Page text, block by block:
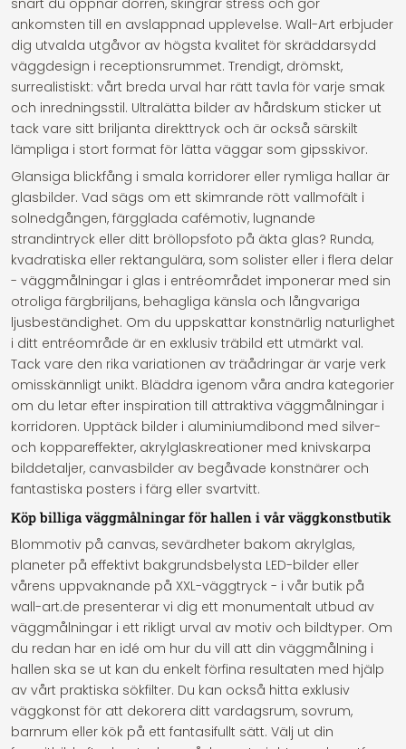
snart du öppnar dörren, skingrar stress och gör
ankomsten till en avslappnad upplevelse. Wall-Art erbjuder
dig utvalda utgåvor av högsta kvalitet för skräddarsydd
väggdesign i receptionsrummet. Trendigt, drömskt,
surrealistiskt: vårt breda urval har rätt tavla för varje smak
och inredningsstil. Ultralätta bilder av hårdskum sticker ut
tack vare sitt briljanta direkttryck och är också särskilt
lämpliga i stort format för lätta väggar som gipsskivor.
Glansiga blickfång i smala korridorer eller rymliga hallar är
glasbilder. Vad sägs om ett skimrande rött vallmofält i
solnedgången, färgglada cafémotiv, lugnande
strandintryck eller ditt bröllopsfoto på äkta glas? Runda,
kvadratiska eller rektangulära, som solister eller i flera delar
- väggmålningar i glas i entréområdet imponerar med sin
otroliga färgbriljans, behagliga känsla och långvariga
ljusbeständighet. Om du uppskattar konstnärlig naturlighet
i ditt entréområde är en exklusiv träbild ett utmärkt val.
Tack vare den rika variationen av träådringar är varje verk
omisskännligt unikt. Bläddra igenom våra andra kategorier
om du letar efter inspiration till attraktiva väggmålningar i
korridoren. Upptäck bilder i aluminiumdibond med silver-
och koppareffekter, akrylglaskreationer med knivskarpa
bilddetaljer, canvasbilder av begåvade konstnärer och
fantastiska posters i färg eller svartvitt.
Köp billiga väggmålningar för hallen i vår väggkonstbutik
Blommotiv på canvas, sevärdheter bakom akrylglas,
planeter på effektivt bakgrundsbelysta LED-bilder eller
vårens uppvaknande på XXL-väggtryck - i vår butik på
wall-art.de presenterar vi dig ett monumentalt utbud av
väggmålningar i ett rikligt urval av motiv och bildtyper. Om
du redan har en idé om hur du vill att din väggmålning i
hallen ska se ut kan du enkelt förfina resultaten med hjälp
av vårt praktiska sökfilter. Du kan också hitta exklusiv
väggkonst för att dekorera ditt vardagsrum, sovrum,
barnrum eller kök på ett fantasifullt sätt. Välj ut din